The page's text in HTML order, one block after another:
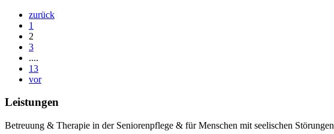
zurück
1
2
3
....
13
vor
Leistungen
Betreuung & Therapie in der Seniorenpflege & für Menschen mit seelischen Störungen